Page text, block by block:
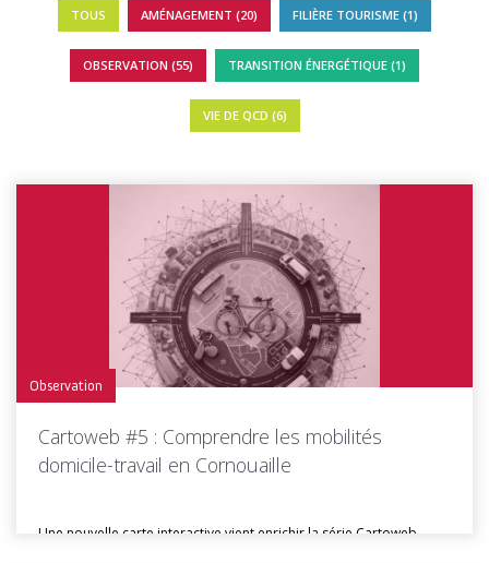
TOUS AMÉNAGEMENT (20) FILIÈRE TOURISME (1)
OBSERVATION (55) TRANSITION ÉNERGÉTIQUE (1)
VIE DE QCD (6)
Observation
Cartoweb #5 : Comprendre les mobilités
domicile-travail en Cornouaille
Une nouvelle carte interactive vient enrichir la série Cartoweb,